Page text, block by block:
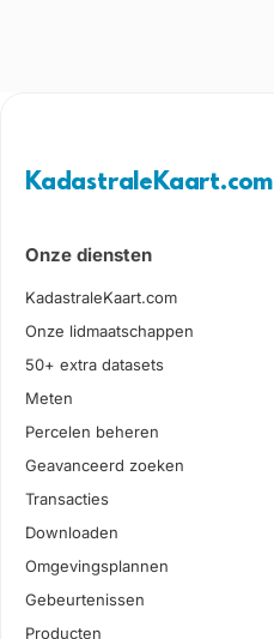
KadastraleKaart.com
Onze diensten
KadastraleKaart.com
Onze lidmaatschappen
50+ extra datasets
Meten
Percelen beheren
Geavanceerd zoeken
Transacties
Downloaden
Omgevingsplannen
Gebeurtenissen
Producten